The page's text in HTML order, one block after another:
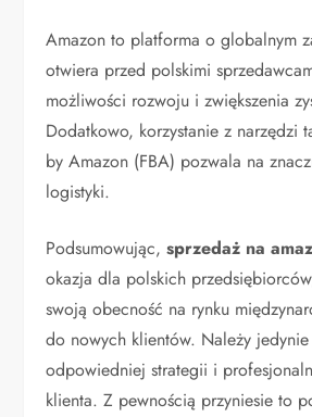
Amazon to platforma o globalnym
otwiera przed polskimi
możliwości rozwoju i zwiększenia
Dodatkowo, korzystanie z narzędzi
by Amazon (FBA) pozwala na
logistyki.
Podsumowując,sprzedaż na
okazja dla polskich
swoją obecność na rynku
do nowych klientów. Należy
odpowiedniej strategii i
klienta. Z pewnością przyniesie to